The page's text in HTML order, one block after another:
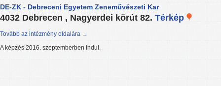
DE-ZK - Debreceni Egyetem Zeneművészeti Kar
4032 Debrecen , Nagyerdei körút 82. Térkép
Tovább az intézmény oldalára →
A képzés 2016. szeptemberben indul.